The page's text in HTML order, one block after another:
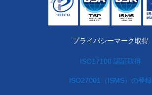
プライバシーマーク取得
ISO17100 認証取得
ISO27001（ISMS）の登録